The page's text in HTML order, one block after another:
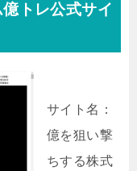
トレ公式サイ
サイト名：
億を狙い撃
ちする株式